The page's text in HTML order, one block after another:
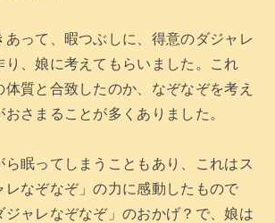
って、暇つぶしに、得意のダジャレ
り、娘に考えてもらいました。これ
体質と合致したのか、なぞなぞを考え
さまることが多くありました。
眠ってしまうこともあり、これはス
レなぞなぞ」の力に感動したもので
ジャレなぞなぞ」のおかげ？で、娘は